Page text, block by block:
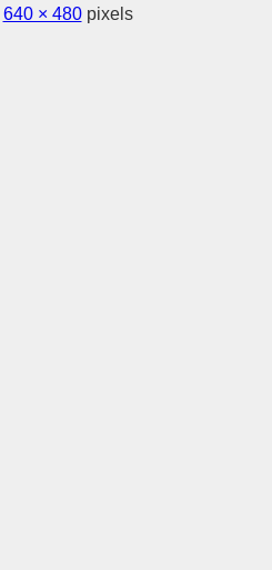
640 × 480pixels